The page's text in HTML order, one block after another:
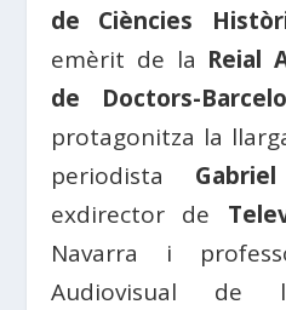
de Ciències
emèrit de la Reial
de Doctors-
protagonitza la
periodista
exdirector de
Navarra i
Audiovisual de